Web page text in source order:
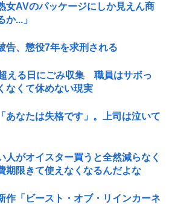
女AVのパッケージにしか見えん商
...」
告、懲役7年を求刑される
える日にごみ収集 職員はサボっ
なくて休めない現実
なたは失格です」。上司は泣いて
人がオイスター買うと全然減らなく
期限きて使えなくなるんだよな
作「ビースト・オブ・リインカーネ